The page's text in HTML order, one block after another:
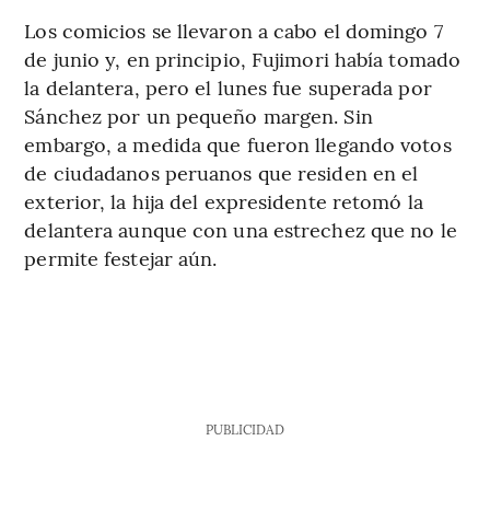
Los comicios se llevaron a cabo el domingo 7
de junio y, en principio, Fujimori había tomado
la delantera, pero el lunes fue superada por
Sánchez por un pequeño margen. Sin
embargo, a medida que fueron llegando votos
de ciudadanos peruanos que residen en el
exterior, la hija del expresidente retomó la
delantera aunque con una estrechez que no le
permite festejar aún.
PUBLICIDAD